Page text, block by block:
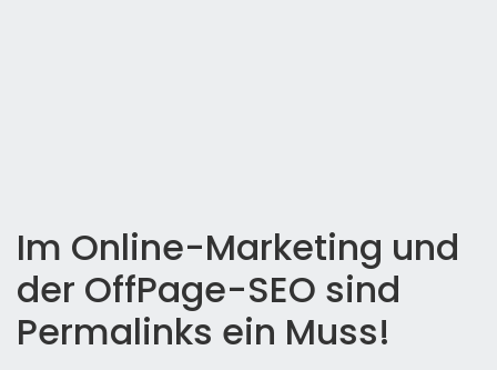
Im Online-Marketing und
der OffPage-SEO sind
Permalinks ein Muss!